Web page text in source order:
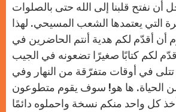
أن نفتح قلبنا إلى الله حتى بالصلوات
التي يعتمدها الشعب المسيحي. لهذا
أن أقدّم لكم هدية أنتم الحاضرين في
لكم كتابًا صغيرًا تضعونه في الجيب
في أوقات متفرّقة من النهار وفي
الحياة. ها هو! سوف يقوم متطوعون
كل واحد منكم نسخة واحملوه دائمًا